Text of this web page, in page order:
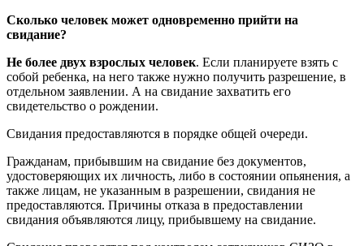
Сколько человек может одновременно прийти на
свидание?
Не более двух взрослых человек. Если планируете взять с
собой ребенка, на него также нужно получить разрешение, в
отдельном заявлении. А на свидание захватить его
свидетельство о рождении.
Свидания предоставляются в порядке общей очереди.
Гражданам, прибывшим на свидание без документов,
удостоверяющих их личность, либо в состоянии опьянения, а
также лицам, не указанным в разрешении, свидания не
предоставляются. Причины отказа в предоставлении
свидания объявляются лицу, прибывшему на свидание.